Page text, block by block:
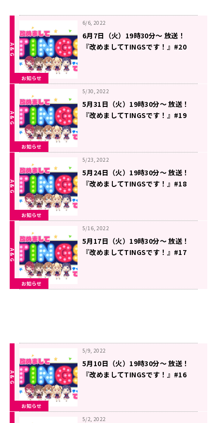
お知らせ
6/6, 2022
6月7日（火）19時30分～ 放送！
『改めましてTINGSです！』#20
お知らせ
5/30, 2022
5月31日（火）19時30分～ 放送！
『改めましてTINGSです！』#19
お知らせ
5/23, 2022
5月24日（火）19時30分～ 放送！
『改めましてTINGSです！』#18
お知らせ
5/16, 2022
5月17日（火）19時30分～ 放送！
『改めましてTINGSです！』#17
お知らせ
5/9, 2022
5月10日（火）19時30分～ 放送！
『改めましてTINGSです！』#16
5/2, 2022